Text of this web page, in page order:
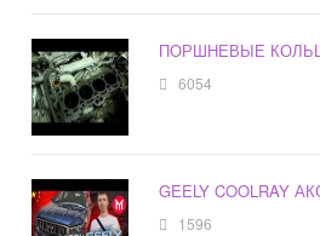
ПОРШНЕВЫЕ
6054
GEELY COOLRAY
1596